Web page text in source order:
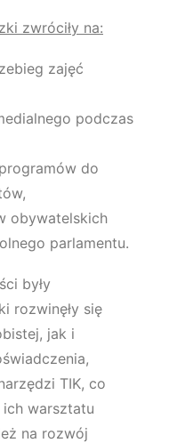
zwróciły na:
zajęć
podczas
do
obywatelskich
parlamentu.
były
rozwinęły się
jak i
TIK, co
ich warsztatu
na rozwój